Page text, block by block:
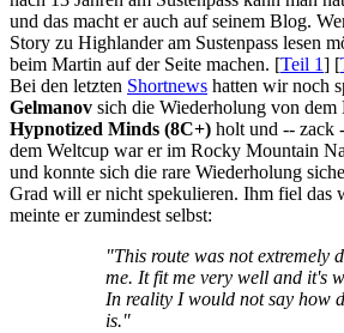
und das macht er auch auf seinem Blog.
Story zu Highlander am Sustenpass lesen
beim Martin auf der Seite machen. [Teil 1] [
Bei den letzten Shortnews hatten wir noch
Gelmanov sich die Wiederholung von dem
Hypnotized Minds (8C+) holt und -- zack
dem Weltcup war er im Rocky Mountain
und konnte sich die rare Wiederholung
Grad will er nicht spekulieren. Ihm fiel das
meinte er zumindest selbst:
"This route was not extremely
me. It fit me very well and it's
In reality I would not say how
is."